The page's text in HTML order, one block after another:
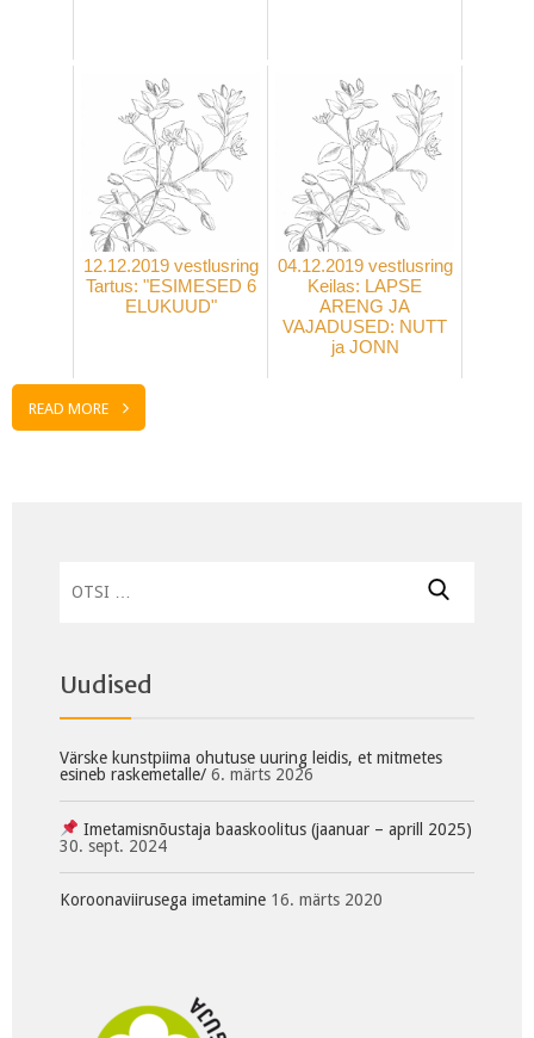
12.12.2019 vestlusring
Tartus: "ESIMESED 6
ELUKUUD"
04.12.2019 vestlusring
Keilas: LAPSE
ARENG JA
VAJADUSED: NUTT
ja JONN
READ MORE
Uudised
Värske kunstpiima ohutuse uuring leidis, et mitmetes
esineb raskemetalle/ 6. märts 2026
Imetamisnõustaja baaskoolitus (jaanuar – aprill 2025)
30. sept. 2024
Koroonaviirusega imetamine 16. märts 2020